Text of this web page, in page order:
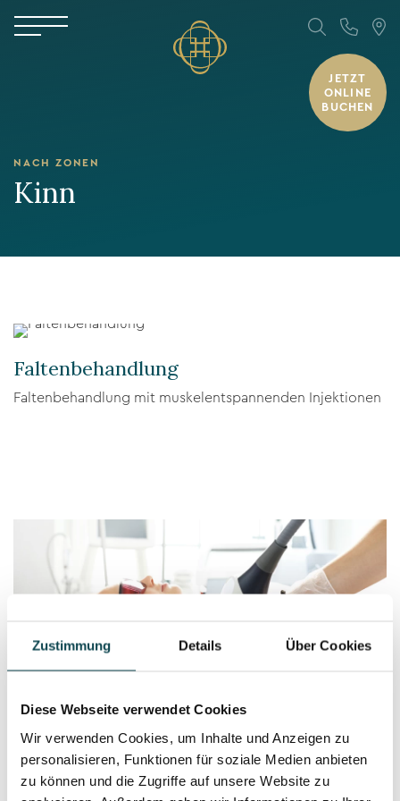
Zustimmung Details Über Cookies
Diese Webseite verwendet Cookies
Wir verwenden Cookies, um Inhalte und Anzeigen zu
personalisieren, Funktionen für soziale Medien anbieten
zu können und die Zugriffe auf unsere Website zu
JETZT
ONLINE
BUCHEN
NACH ZONEN
Kinn
Faltenbehandlung
Faltenbehandlung mit muskelentspannenden Injektionen
Haarentfernung mit Laser
Mit der Epilation mit dem Laser besteht eine schonende